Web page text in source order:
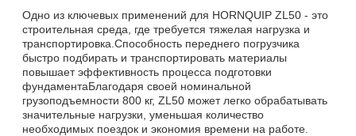
Одно из ключевых применений для HORNQUIP ZL50 - это
строительная среда, где требуется тяжелая нагрузка и
транспортировка.Способность переднего погрузчика
быстро подбирать и транспортировать материалы
повышает эффективность процесса подготовки
фундаментаБлагодаря своей номинальной
грузоподъемности 800 кг, ZL50 может легко обрабатывать
значительные нагрузки, уменьшая количество
необходимых поездок и экономия времени на работе.